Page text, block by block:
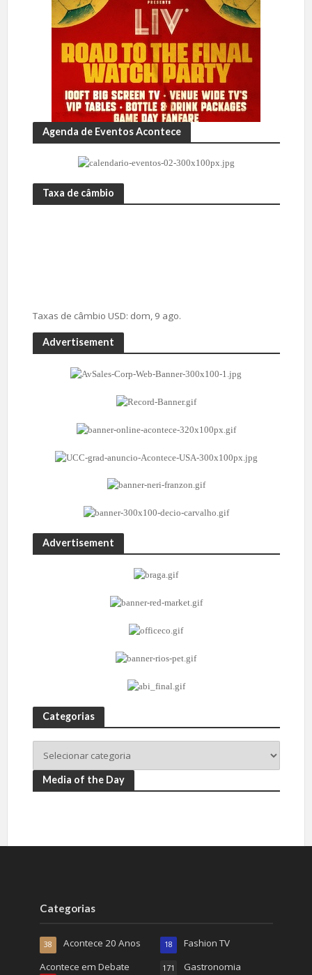
Agenda de Eventos Acontece
Taxa de câmbio
Taxas de câmbio USD: dom, 9 ago.
Advertisement
Advertisement
Categorias
Media of the Day
Categorias
Acontece 20 Anos
38
Acontece em Debate
Fashion TV
18
Gastronomia
171